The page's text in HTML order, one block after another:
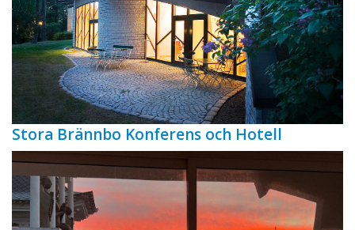
Stora Brännbo Konferens och Hotell